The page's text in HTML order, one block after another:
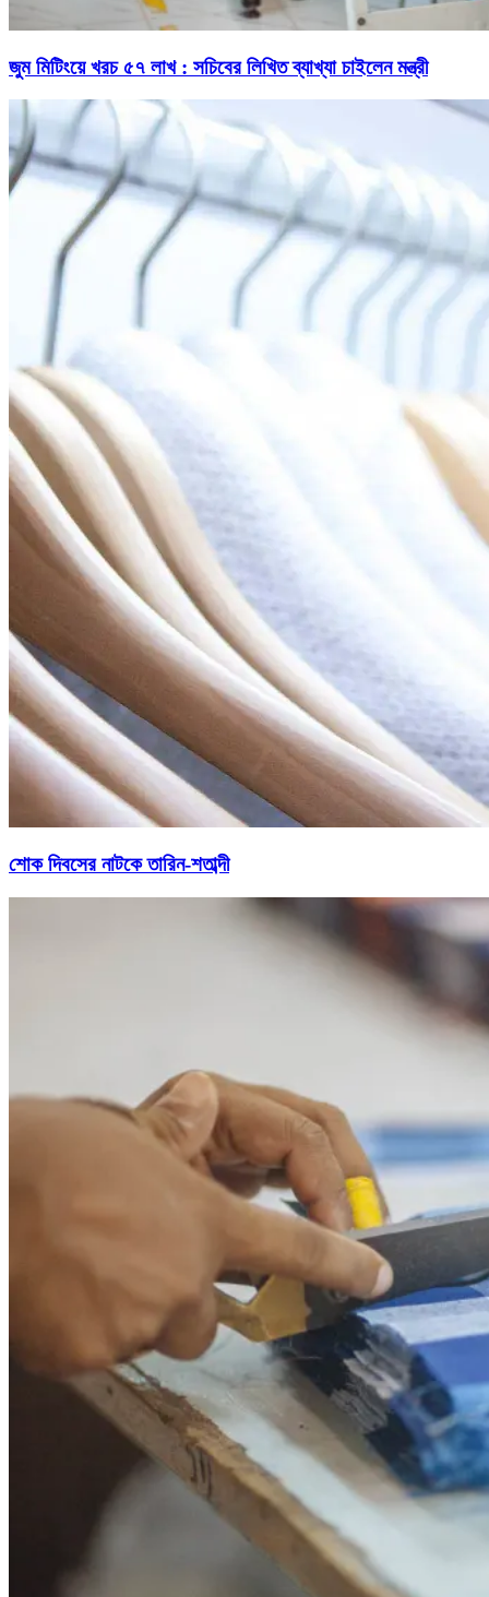
জুম মিটিংয়ে খরচ ৫৭ লাখ : সচিবের লিখিত ব্যাখ্যা চাইলেন মন্ত্রী
শোক দিবসের নাটকে তারিন-শতাব্দী